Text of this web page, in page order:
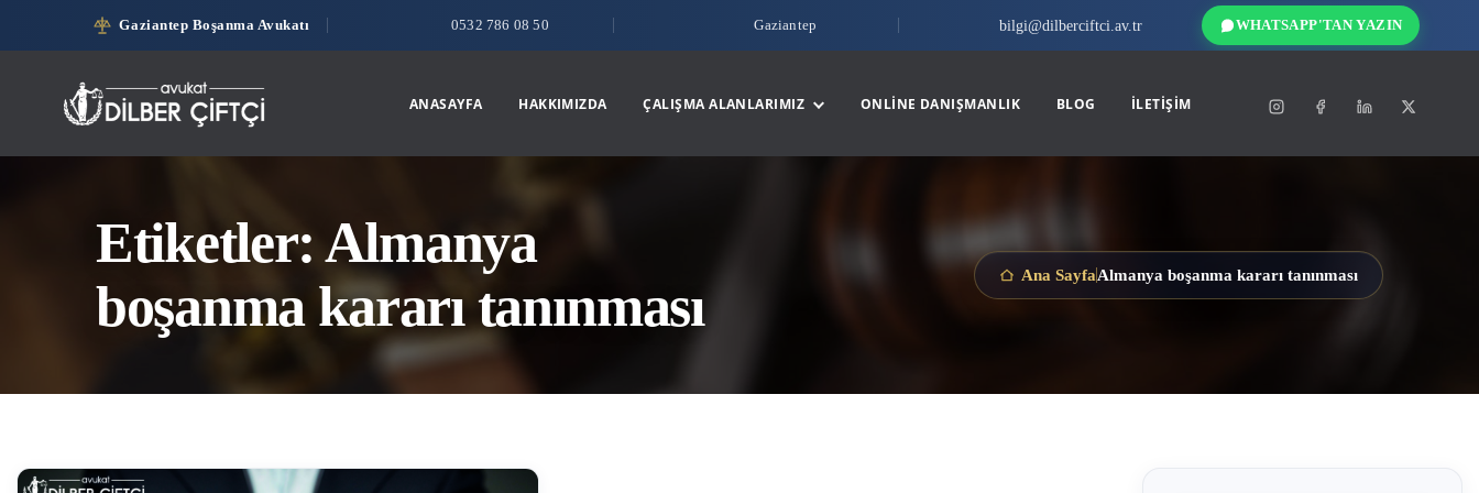
Gaziantep Boşanma Avukatı 0532 786 08 50 Gaziantep bilgi@dilberciftci.av.tr WHATSAPP'TAN YAZIN
ANASAYFA HAKKIMIZDA ÇALIŞMA ALANLARIMIZ ONLINE DANIŞMANLIK BLOG İLETIŞIM
Etiketler: Almanya
boşanma kararı tanınması
Ana SayfaAlmanya boşanma kararı tanınması